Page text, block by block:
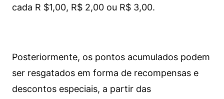
cada R $1,00, R$ 2,00 ou R$ 3,00.
Posteriormente, os pontos acumulados podem
ser resgatados em forma de recompensas e
descontos especiais, a partir das